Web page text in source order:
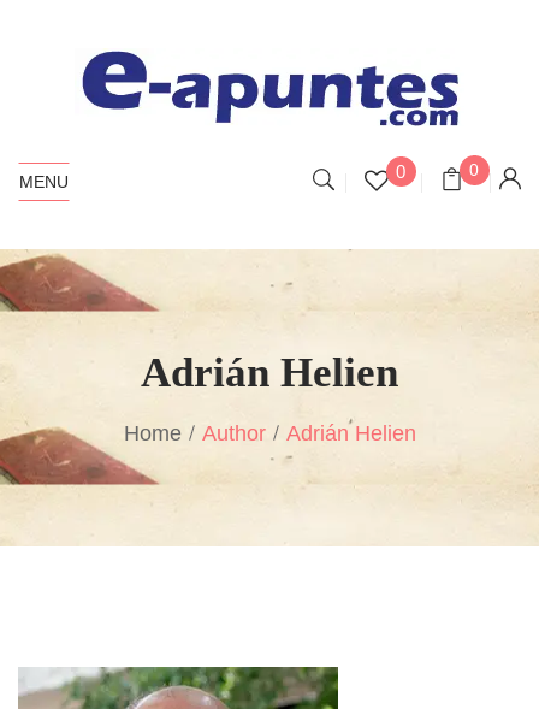
MENU 0 0
Adrián Helien
Home Author Adrián Helien